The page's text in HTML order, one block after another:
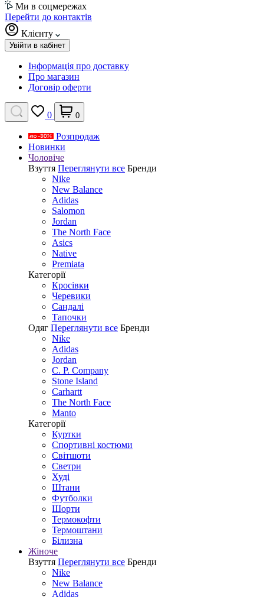
Ми в соцмережах
Перейти до контактів
Клієнту
Увійти в кабінет
Інформація про доставку
Про магазин
Договір оферти
0 0
Розпродаж
Новинки
Чоловіче
Взуття Переглянути все Бренди
Nike
New Balance
Adidas
Salomon
Jordan
The North Face
Asics
Native
Premiata
Категорії
Кросівки
Черевики
Сандалі
Tапочки
Одяг Переглянути все Бренди
Nike
Adidas
Jordan
C. P. Company
Stone Island
Carhartt
The North Face
Manto
Категорії
Куртки
Спортивні костюми
Світшоти
Светри
Худі
Штани
Футболки
Шорти
Термокофти
Термоштани
Білизна
Жіноче
Взуття Переглянути все Бренди
Nike
New Balance
Adidas